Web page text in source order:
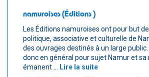
namuroises (Éditions )
Les Éditions namuroises ont pour but
politique, associative et culturelle de
des ouvrages destinés à un large
donc en général pour sujet Namur et sa
émanent ... Lire la suite